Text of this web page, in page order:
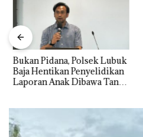
Bukan Pidana, Polsek Lubuk
Baja Hentikan Penyelidikan
Laporan Anak Dibawa Tanpa